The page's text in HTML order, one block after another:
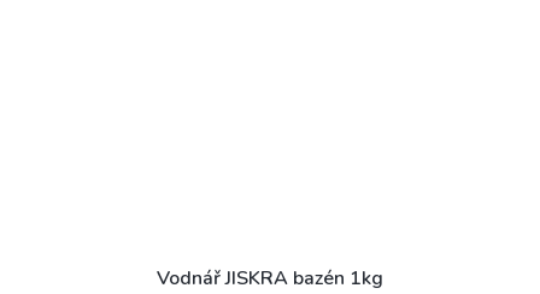
Vodnář JISKRA bazén 1kg